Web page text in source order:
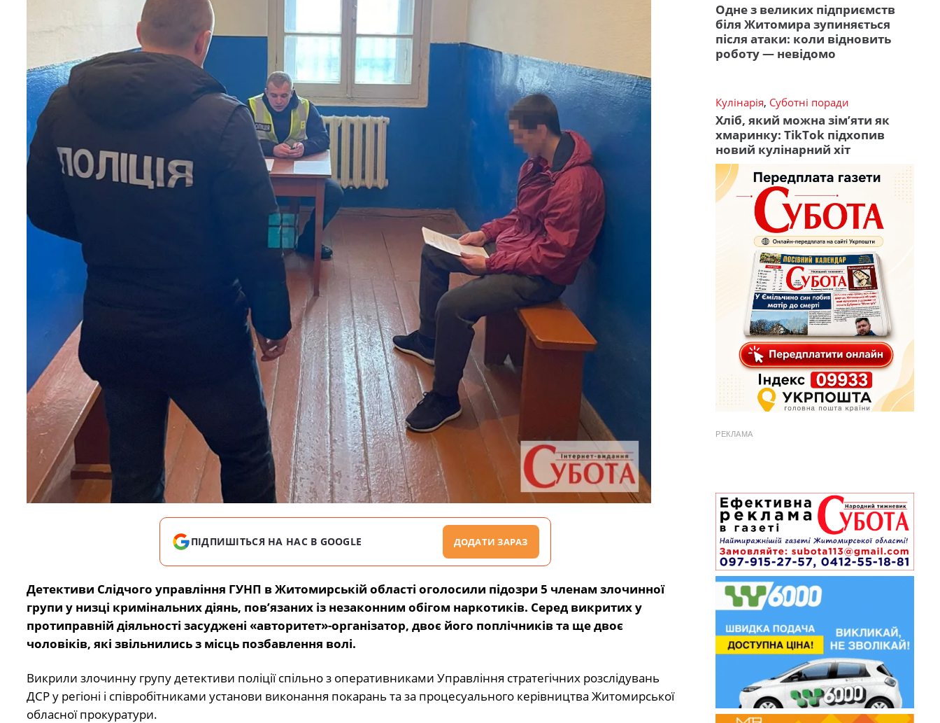
ПІДПИШІТЬСЯ НА НАС В GOOGLE ДОДАТИ ЗАРАЗ
Детективи Слідчого управління ГУНП в Житомирській області оголосили підозри 5 членам злочинної
групи у низці кримінальних діянь, пов’язаних із незаконним обігом наркотиків. Серед викритих у
протиправній діяльності засуджені «авторитет»-організатор, двоє його поплічників та ще двоє
чоловіків, які звільнились з місць позбавлення волі.
Викрили злочинну групу детективи поліції спільно з оперативниками Управління стратегічних розслідувань
ДСР у регіоні і співробітниками установи виконання покарань та за процесуального керівництва Житомирської
обласної прокуратури.
Одне з великих підприємств
біля Житомира зупиняється
після атаки: коли відновить
роботу — невідомо
Кулінарія, Суботні поради
Хліб, який можна зім’яти як
хмаринку: TikTok підхопив
новий кулінарний хіт
РЕКЛАМА